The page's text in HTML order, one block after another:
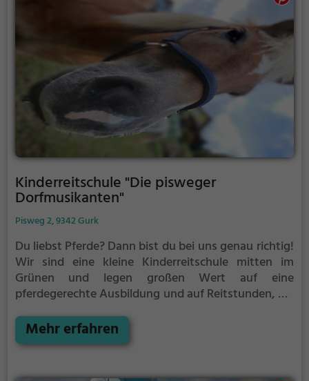
Kinderreitschule "Die pisweger
Dorfmusikanten"
Pisweg 2, 9342 Gurk
Du liebst Pferde?Dann bist du bei uns genau richtig!
Wir sind eine kleine Kinderreitschule mitten im
Grünen und legen großen Wert auf eine
pferdegerechte Ausbildung und auf Reitstunden, die
Das bedeutet, wir sehen unser Pferd als
Sportspartner und Freund und nicht als Sportgerät.
Mehr erfahren